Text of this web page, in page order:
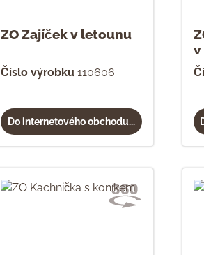
ZO Zajíček v letounu
Číslo výrobku 110606
Do internetového obchodu...
v